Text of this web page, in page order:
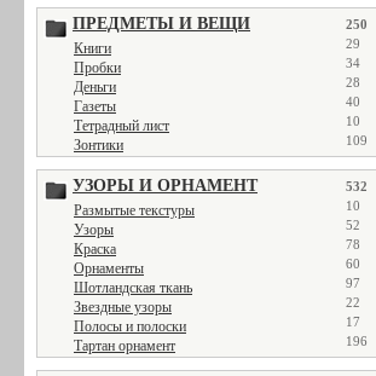
ПРЕДМЕТЫ И ВЕЩИ 250
Книги 29
Пробки 34
Деньги 28
Газеты 40
Тетрадный лист 10
Зонтики 109
УЗОРЫ И ОРНАМЕНТ 532
Размытые текстуры 10
Узоры 52
Краска 78
Орнаменты 60
Шотландская ткань 97
Звездные узоры 22
Полосы и полоски 17
Тартан орнамент 196